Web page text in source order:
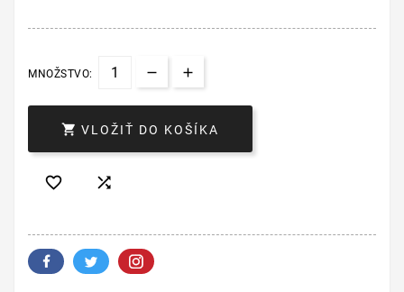
MNOŽSTVO:
 VLOŽIŤ DO KOŠÍKA
 